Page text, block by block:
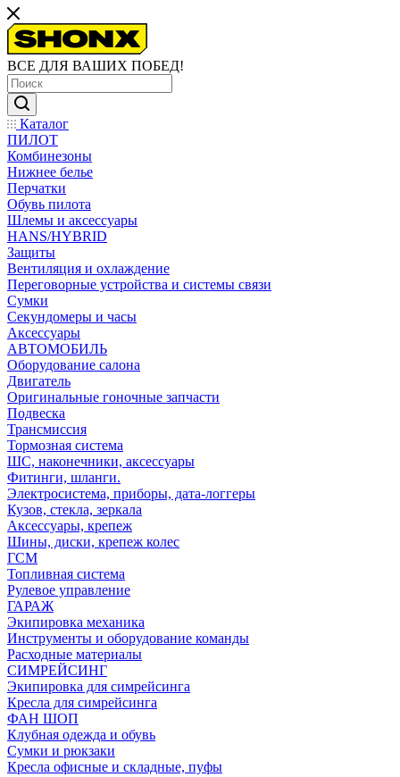
ВСЕ ДЛЯ ВАШИХ ПОБЕД!
Каталог
ПИЛОТ
Комбинезоны
Нижнее белье
Перчатки
Обувь пилота
Шлемы и аксессуары
HANS/HYBRID
Защиты
Вентиляция и охлаждение
Переговорные устройства и системы связи
Сумки
Секундомеры и часы
Аксессуары
АВТОМОБИЛЬ
Оборудование салона
Двигатель
Оригинальные гоночные запчасти
Подвеска
Трансмиссия
Тормозная система
ШС, наконечники, аксессуары
Фитинги, шланги.
Электросистема, приборы, дата-логгеры
Кузов, стекла, зеркала
Аксессуары, крепеж
Шины, диски, крепеж колес
ГСМ
Топливная система
Рулевое управление
ГАРАЖ
Экипировка механика
Инструменты и оборудование команды
Расходные материалы
СИМРЕЙСИНГ
Экипировка для симрейсинга
Кресла для симрейсинга
ФАН ШОП
Клубная одежда и обувь
Сумки и рюкзаки
Кресла офисные и складные, пуфы